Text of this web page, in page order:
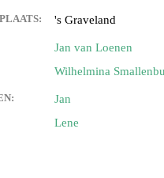
's Graveland
Jan van Loenen
Wilhelmina
Jan
Lene